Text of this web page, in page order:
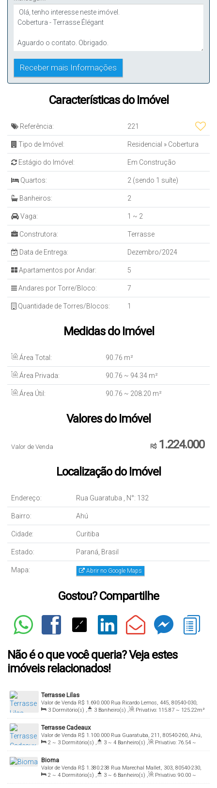
Características do Imóvel
Referência: 221
Tipo de Imóvel: Residencial » Cobertura
Estágio do Imóvel: Em Construção
Quartos: 2 (sendo 1 suíte)
Banheiros: 2
Vaga: 1 ~ 2
Construtora: Terrasse
Data de Entrega: Dezembro/2024
Apartamentos por Andar: 5
Andares por Torre/Bloco: 7
Quantidade de Torres/Blocos: 1
Medidas do Imóvel
Área Total: 90.76 m²
Área Privada: 90.76 ~ 94.34 m²
Área Útil: 90.76 ~ 208.20 m²
Valores do Imóvel
R$1.224.000
Valor de Venda
Localização do Imóvel
Endereço: Rua Guaratuba , N°: 132
Bairro: Ahú
Cidade: Curitiba
Estado: Paraná, Brasil
Mapa: Abrir no Google Maps
Gostou? Compartilhe
Não é o que você queria? Veja estes
imóveis relacionados!
Terrasse Lilas
R$ 1.690.000
Valor de Venda
Rua Ricardo Lemos, 445, 80540-030,
Ahú, Curitiba, Paraná, Brasil
3 Dormitório(s) , 3 Banheiro(s) , Privativo: 115.87 ~ 125.22m²
,
1 Suíte(s) , Total: 119.53m² , 2 ~ 3 Vaga(s) , Útil: 119.53~
149.71m²
Terrasse Cadeaux
R$ 1.100.000
Valor de Venda
Rua Guaratuba, 211, 80540-260, Ahú,
Curitiba, Paraná, Brasil
2 ~ 3 Dormitório(s) , 3 ~ 4 Banheiro(s) , Privativo: 76.54 ~
130.65m² , 1 ~ 3 Suíte(s) , Total: 76.59m² , 2 Vaga(s) ,
Útil:
76.59~ 130
Bioma
R$ 1.380.238
Valor de Venda
Rua Marechal Mallet, 303, 80540-230,
Ahú, Curitiba, Paraná, Brasil
2 ~ 4 Dormitório(s) , 3 ~ 6 Banheiro(s) , Privativo: 90.00 ~
309.44m² , 1 ~ 4 Suíte(s) , Total: 90.00m² , 2 ~ 3 Vaga(s) ,